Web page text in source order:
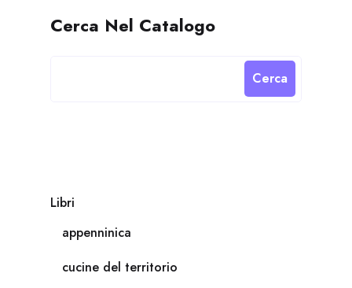
Cerca Nel Catalogo
Cerca
Libri
appenninica
cucine del territorio